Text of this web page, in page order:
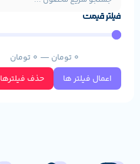
فیلتر قیمت
0 تومان —
0 تومان
اعمال فیلتر ها
حذف فیلترها